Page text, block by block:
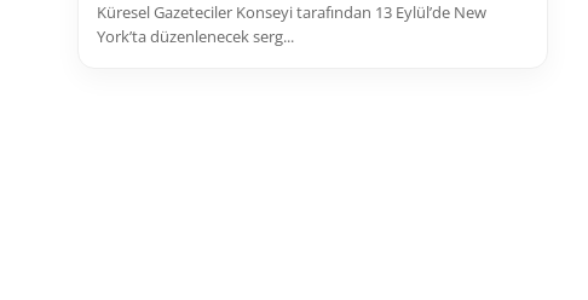
Küresel Gazeteciler Konseyi tarafından 13 Eylül’de New
York’ta düzenlenecek serg...